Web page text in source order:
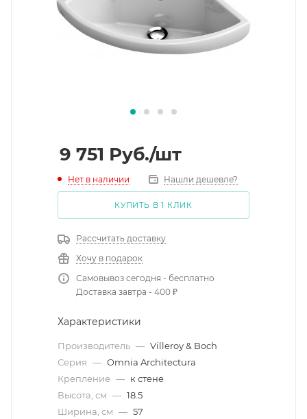
9 751 Руб./шт
Нет в наличии Нашли дешевле?
КУПИТЬ В 1 КЛИК
Рассчитать доставку
Хочу в подарок
Самовывоз сегодня - бесплатно
Доставка завтра - 400 ₽
Характеристики
Производитель — Villeroy & Boch
Серия — Omnia Architectura
Крепление — к стене
Высота, см — 18.5
Ширина, см — 57